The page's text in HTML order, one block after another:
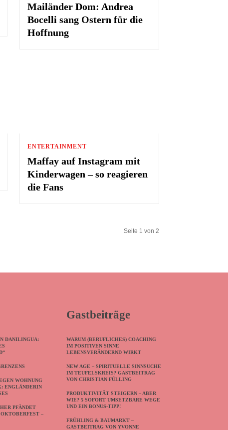
Mailänder Dom: Andrea
Bocelli sang Ostern für die
Hoffnung
ENTERTAINMENT
Maffay auf Instagram mit
Kinderwagen – so reagieren
die Fans
Seite 1 von 2
DANILINGUA:
WOHNUNG
ENGLÄNDERIN
PFÄNDET
–
Gastbeiträge
WARUM (BERUFLICHES) COACHING
IM POSITIVEN SINNE
LEBENSVERÄNDERND WIRKT
NEW AGE – SPIRITUELLE SINNSUCHE
IM TEUFELSKREIS? GASTBEITRAG
VON CHRISTIAN FÜLLING
PRODUKTIVITÄT STEIGERN – ABER
WIE? 5 SOFORT UMSETZBARE WEGE
UND EIN BONUS-TIPP!
FRÜHLING & BAUMARKT –
GASTBEITRAG VON YVONNE